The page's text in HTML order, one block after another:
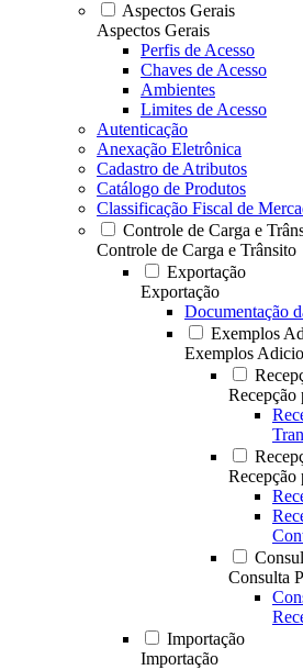
Aspectos Gerais
Aspectos Gerais
Perfis de Acesso
Chaves de Acesso
Ambientes
Limites de Acesso
Autenticação
Anexação Eletrônica
Cadastro de Atributos
Catálogo de Produtos
Classificação Fiscal de
Controle de Carga e
Controle de Carga e Trânsito
Exportação
Exportação
Documentação
Exemplos
Exemplos
Recepção
Consulta
Importação
Importação